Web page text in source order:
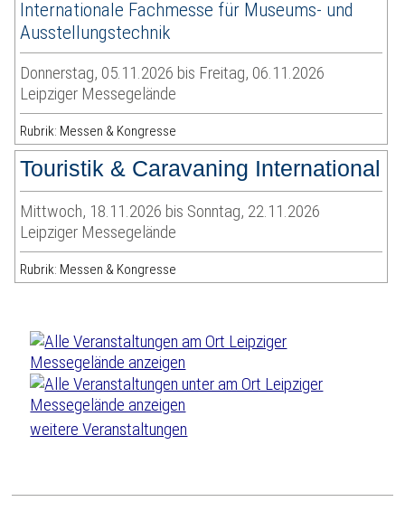
Internationale Fachmesse für Museums- und
Ausstellungstechnik
Donnerstag, 05.11.2026 bis Freitag, 06.11.2026
Leipziger Messegelände
Rubrik: Messen & Kongresse
Touristik & Caravaning International
Mittwoch, 18.11.2026 bis Sonntag, 22.11.2026
Leipziger Messegelände
Rubrik: Messen & Kongresse
weitere Veranstaltungen